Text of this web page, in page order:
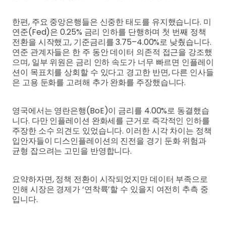
한편, 주요 중앙은행들은 신중한 태도를 유지했습니다. 미
연준(Fed)은 0.25% 금리 인하를 단행하며 첫 번째 정책
전환을 시작했고, 기준금리를 3.75–4.00%로 낮췄습니다.
연준 관계자들은 한 주 동안 데이터 의존적 접근을 강조했
으며, 일부 위원은 금리 인하 속도가 너무 빠르면 인플레이
션이 목표치를 상회할 수 있다고 경고한 반면, 다른 인사들
은 고용 둔화를 고려해 추가 완화를 주장했습니다.
영국에서는 영란은행(BoE)이 금리를 4.00%로 동결했습
니다. 다만 인플레이션 완화세를 근거로 즉각적인 인하를
주장한 소수 의견도 있었습니다. 이러한 시각 차이는 정책
입안자들이 디스인플레이션의 진전을 경기 둔화 위험과
균형 잡으려는 고민을 반영합니다.
요약하자면, 정책 전환이 시작되었지만 데이터 부족으로
인해 시장은 경제가 ‘연착륙’할 수 있을지 여전히 추측 중
입니다.